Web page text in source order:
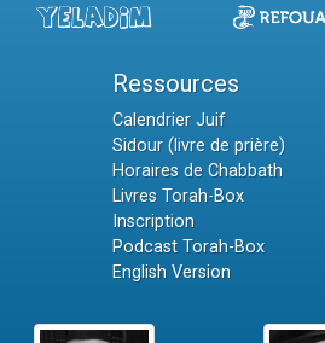
Ressources
Calendrier Juif
Sidour (livre de prière)
Horaires de Chabbath
Livres Torah-Box
Inscription
Podcast Torah-Box
English Version